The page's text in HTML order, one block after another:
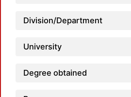
Division/Department
University
Degree obtained